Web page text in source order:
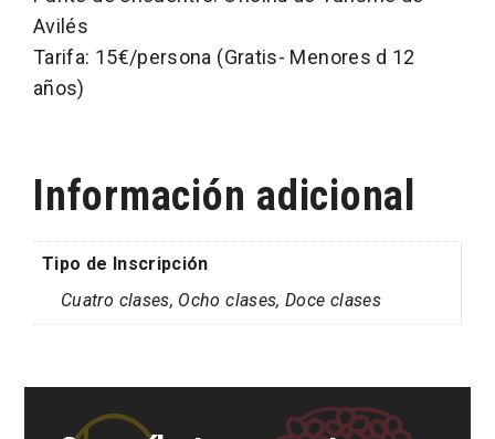
Avilés
Tarifa: 15€/persona (Gratis- Menores d 12
años)
Información adicional
Tipo de Inscripción
Cuatro clases, Ocho clases, Doce clases